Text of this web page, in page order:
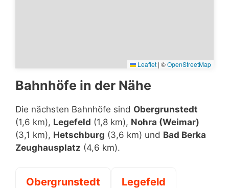
Leaflet | ©OpenStreetMap
Bahnhöfe in der Nähe
Die nächsten Bahnhöfe sind Obergrunstedt
(1,6 km), Legefeld (1,8 km), Nohra (Weimar)
(3,1 km), Hetschburg (3,6 km) und Bad Berka
Zeughausplatz (4,6 km).
Obergrunstedt Legefeld